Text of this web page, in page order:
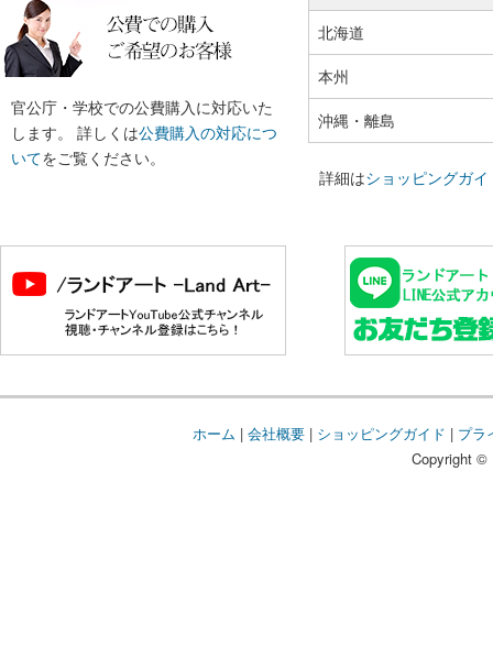
官公庁・学校での公費購入に対応いた
します。 詳しくは公費購入の対応につ
いてをご覧ください。
北海道
本州
沖縄・離島
詳細はショッピングガイ
ホーム | 会社概要| ショッピングガイド | プラ
Copyright ©